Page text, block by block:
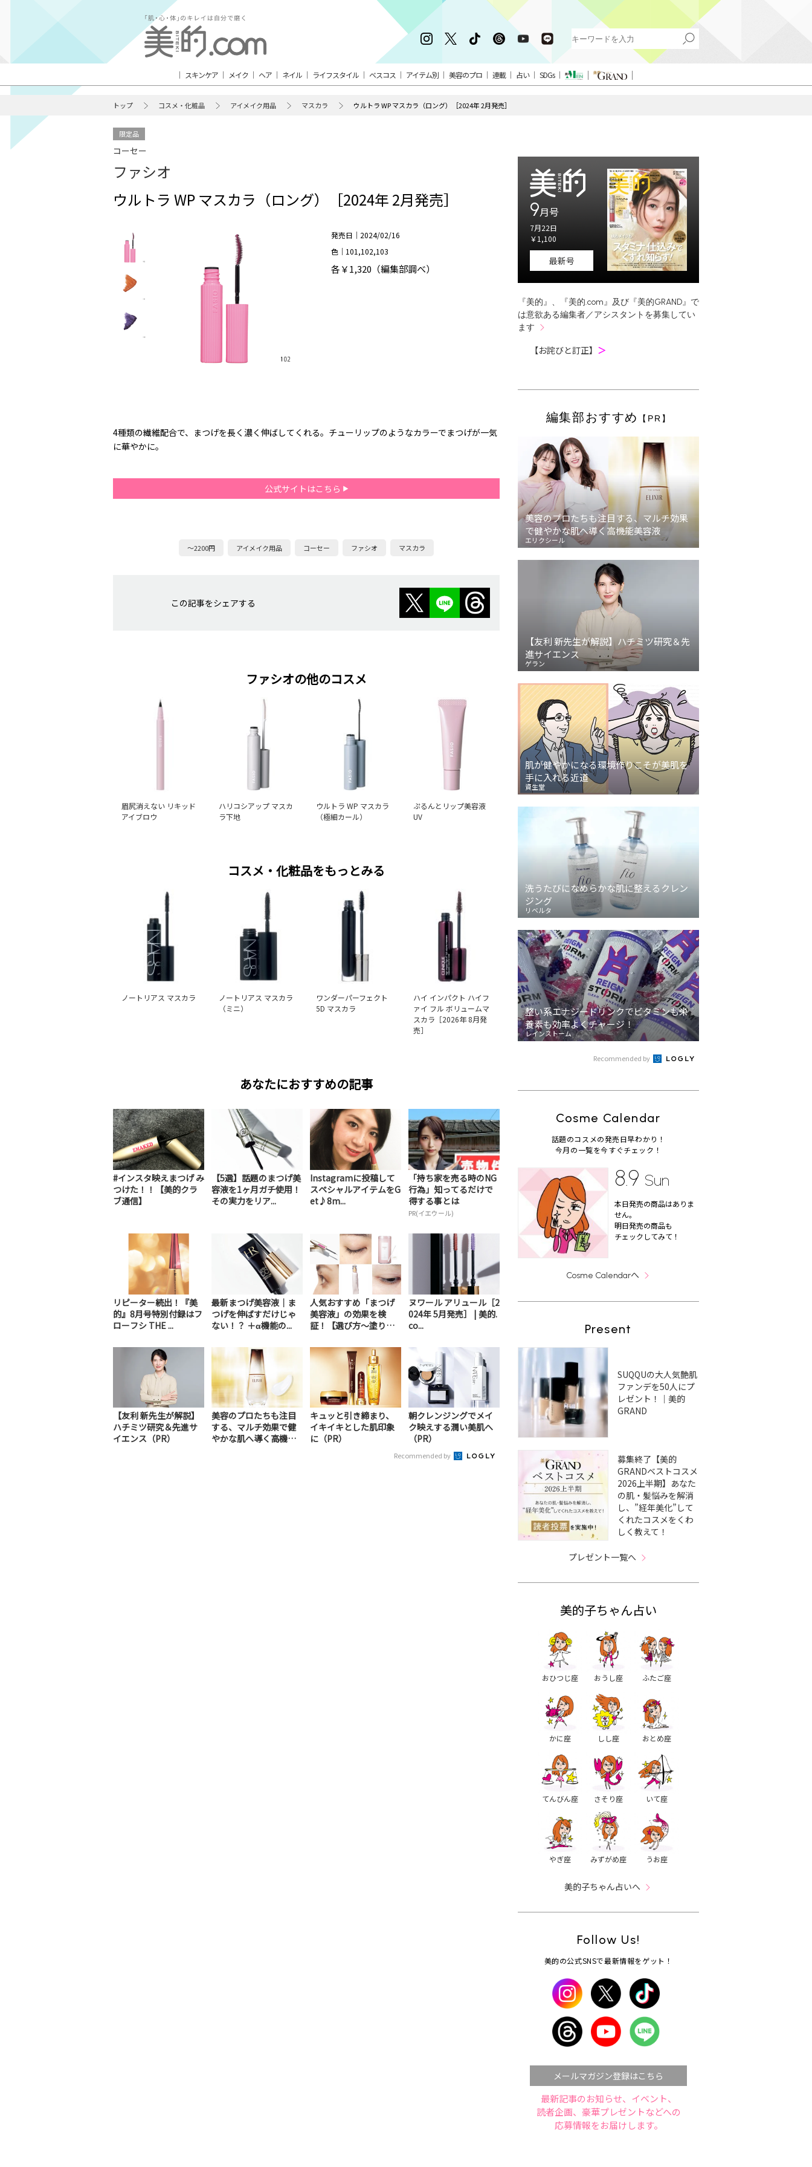
スキンケア メイク ヘア ネイル ライフスタイル ベスコス アイテム別 美容のプロ 連載 占い SDGs
トップ コスメ・化粧品 アイメイク用品 マスカラ ウルトラ WP マスカラ（ロング）［2024年 2月発売］
限定品
コーセー
ファシオ
ウルトラ WP マスカラ（ロング）［2024年 2月発売］
発売日｜2024/02/16
色｜101,102,103
各￥1,320（編集部調べ）
4種類の繊維配合で、まつげを長く濃く伸ばしてくれる。チューリップのようなカラーでまつげが一気
に華やかに。
公式サイトはこちら
～2200円 アイメイク用品 コーセー ファシオ マスカラ
この記事をシェアする
ファシオの他のコスメ
眉尻消えない リキッド
アイブロウ
ハリコシアップ マスカ
ラ下地
ウルトラ WP マスカラ
（極細カール）
ぷるんとリップ美容液
UV
コスメ・化粧品をもっとみる
ノートリアス マスカラ
ノートリアス マスカラ
（ミニ）
ワンダーパーフェクト
5D マスカラ
ハイ インパクト ハイフ
ァイ フル ボリュームマ
スカラ［2026年 8月発
売］
あなたにおすすめの記事
#インスタ映えまつげ み
つけた！！【美的クラ
ブ通信】
【5選】話題のまつげ美
容液を1ヶ月ガチ使用！
その実力をリア...
Instagramに投稿して
スペシャルアイテムをG
et♪8m...
「持ち家を売る時のNG
行為」知ってるだけで
得する事とは
PR(イエウール)
リピーター続出！『美
的』8月号特別付録はフ
ローフシ THE ...
最新まつげ美容液｜ま
つげを伸ばすだけじゃ
ない！？ ＋α機能の...
人気おすすめ「まつげ
美容液」の効果を検
証！【選び方〜塗り
ヌワール アリュール［2
024年 5月発売］ | 美的.
co...
【友利 新先生が解説】
ハチミツ研究＆先進サ
イエンス（PR）
美容のプロたちも注目
する、マルチ効果で健
やかな肌へ導く高機能
キュッと引き締まり、
イキイキとした肌印象
に（PR）
朝クレンジングでメイ
ク映えする潤い美肌へ
（PR）
Recommended by
9月号
7月22日
￥1,100
最新号
『美的』、『美的.com』及び『美的GRAND』で
は意欲ある編集者／アシスタントを募集してい
ます
【お詫びと訂正】 ＞
編集部おすすめ 【PR】
美容のプロたちも注目する、マルチ効果
で健やかな肌へ導く高機能美容液
エリクシール
【友利 新先生が解説】ハチミツ研究＆先
進サイエンス
ゲラン
肌が健やかになる環境作りこそが美肌を
手に入れる近道
資生堂
洗うたびになめらかな肌に整えるクレン
ジング
リベルタ
整い系エナジードリンクでビタミンも栄
養素も効率よくチャージ！
レインストーム
Recommended by
Cosme Calendar
話題のコスメの発売日早わかり！
今月の一覧を今すぐチェック！
8.9 Sun
本日発売の商品はありま
せん。
明日発売の商品も
チェックしてみて！
Cosme Calendarへ
Present
SUQQUの大人気艶肌
ファンデを50人にプ
レゼント！｜美的
GRAND
募集終了【美的
GRANDベストコスメ
2026上半期】あなた
の肌・髪悩みを解消
し、”経年美化”して
くれたコスメをくわ
しく教えて！
プレゼント一覧へ
美的子ちゃん占い
おひつじ座 おうし座 ふたご座
かに座 しし座 おとめ座
てんびん座 さそり座 いて座
やぎ座 みずがめ座 うお座
美的子ちゃん占いへ
Follow Us!
美的の公式SNSで最新情報をゲット！
メールマガジン登録はこちら
最新記事のお知らせ、イベント、
読者企画、豪華プレゼントなどへの
応募情報をお届けします。